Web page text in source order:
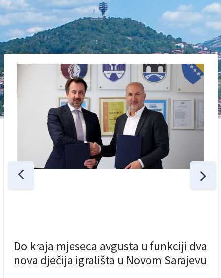
Do kraja mjeseca avgusta u funkciji dva
nova dječija igrališta u Novom Sarajevu